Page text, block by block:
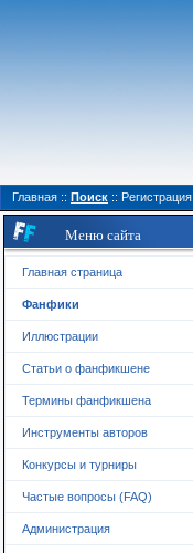
Главная :: Поиск :: Регистрация
Меню сайта
Главная страница
Фанфики
Иллюстрации
Статьи о фанфикшене
Термины фанфикшена
Инструменты авторов
Конкурсы и турниры
Частые вопросы (FAQ)
Администрация